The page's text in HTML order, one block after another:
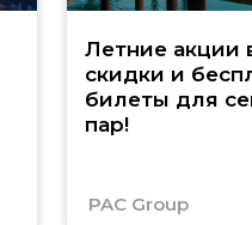
Летние акции
скидки и
билеты для
пар!
PAC Group